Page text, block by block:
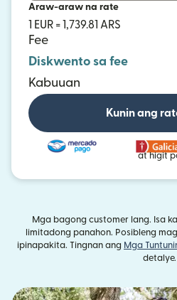
Araw-araw na rate
1 EUR = 1,739.81 ARS
Fee
Diskwento sa fee
Kabuuan
Kunin ang
at higit
Mga bagong customer lang. Isa
limitadong panahon. Posibleng
ipinapakita. Tingnan ang Mga
detalye.